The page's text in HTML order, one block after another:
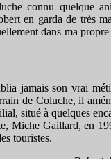
connu quelque
en garda de très
dans ma
jamais son vrai
de Coluche, il
situé à quelques
Miche Gaillard, en
touristes.